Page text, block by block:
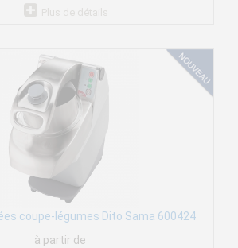
coupe-légumes Dito Sama 600424
à partir de